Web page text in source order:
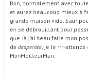
Bon, normalement avec
et aurez beaucoup mieux à
grande maison vide. Sauf
en se débrouillant pour
que là j’ai beau faire mon
de desperate , je le rrr-
MonMeilleurMari.